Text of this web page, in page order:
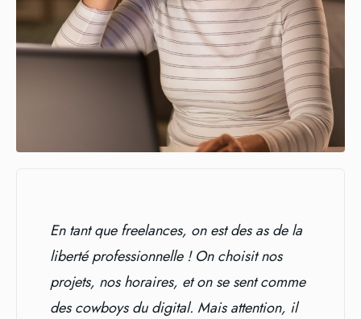
En tant que freelances, on est des as de la
liberté professionnelle ! On choisit nos
projets, nos horaires, et on se sent comme
des cowboys du digital. Mais attention, il